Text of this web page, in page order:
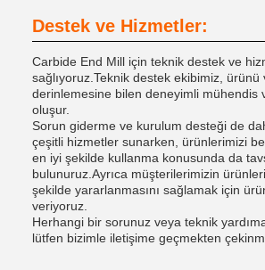
Destek ve Hizmetler:
Carbide End Mill için teknik destek ve
sağlıyoruz.Teknik destek ekibimiz, ürünü
derinlemesine bilen deneyimli mühendis
oluşur.
Sorun giderme ve kurulum desteği de
çeşitli hizmetler sunarken, ürünlerimizi
en iyi şekilde kullanma konusunda da
bulunuruz.Ayrıca müşterilerimizin
şekilde yararlanmasını sağlamak için
veriyoruz.
Herhangi bir sorunuz veya teknik
lütfen bizimle iletişime geçmekten